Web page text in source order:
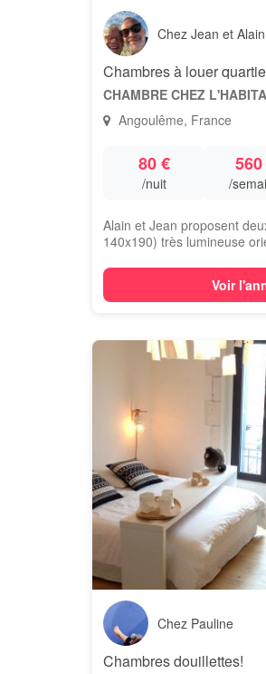
Chez Jean et Alain
CHAMBRE CHEZ
Angoulême, France
80 €
/nuit /
Alain et Jean proposent
140x190) très lumineuse
Voir
Chez Pauline
Chambres douillettes!